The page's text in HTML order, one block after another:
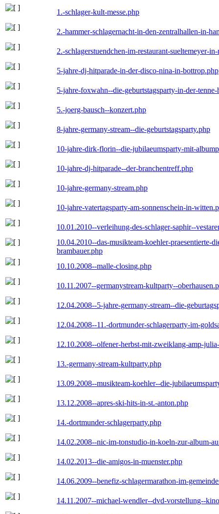
1.-schlager-kult-messe.php
2.-hammer-schlagernacht-in-den-zentralhallen-in-
2.-schlagerstuendchen-im-restaurant-sueltemeyer-
5-jahre-dj-hitparade-in-der-disco-nina-in-bottrop.php
5-jahre-foxwahn--die-geburtstagsparty-in-der-tenne-
5.-joerg-bausch--konzert.php
8-jahre-germany-stream--die-geburtstagsparty.php
10-jahre-dirk-florin--die-jubilaeumsparty-mit-
10-jahre-dj-hitparade--der-branchentreff.php
10-jahre-germany-stream.php
10-jahre-vatertagsparty-am-sonnenschein-in-
10.01.2010--verleihung-des-schlager-saphir--
10.04.2010--das-musikteam-koehler-praesentierte-
brambauer.php
10.10.2008--malle-closing.php
10.11.2007--germanystream-kultparty--
12.04.2008--5-jahre-germany-stream--die-
12.04.2008--11.-dortmunder-schlagerparty-im-
12.10.2008--olfener-herbst-mit-zweiklang-amp-
13.-germany-stream-kultparty.php
13.09.2008--musikteam-koehler--die-
13.12.2008--apres-ski-hits-in-st.-anton.php
14.-dortmunder-schlagerparty.php
14.02.2008--nic-im-tonstudio-in-koeln-zur-album-
14.02.2013--die-amigos-in-muenster.php
14.06.2009--benefiz-schlagermarathon-im-
14.11.2007--michael-wendler--dvd-vorstellung--